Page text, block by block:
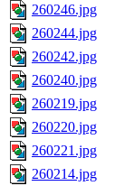
260246.jpg
260244.jpg
260242.jpg
260240.jpg
260219.jpg
260220.jpg
260221.jpg
260214.jpg